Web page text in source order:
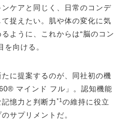
ケアと同じく、日常のコンデ
捉えたい。肌や体の変化に気
ように、これからは“脳のコン
を向ける。
に提案するのが、同社初の機
マインド フル」。認知機能
憶力と判断力 *1 の維持に役立
サプリメントだ。